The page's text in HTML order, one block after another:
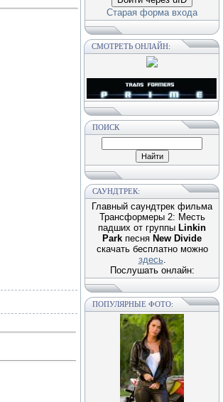
Старая форма входа
СМОТРЕТЬ ОНЛАЙН:
ПОИСК
САУНДТРЕК:
Главный саундтрек фильма
Трансформеры 2: Месть
падших от группы Linkin
Park песня New Divide
скачать бесплатно можно
здесь.
Послушать онлайн:
ПОПУЛЯРНЫЕ ФОТО: